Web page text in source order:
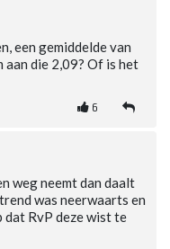
een gemiddelde van
aan die 2,09? Of is het
6
weg neemt dan daalt
was neerwaarts en
dat RvP deze wist te